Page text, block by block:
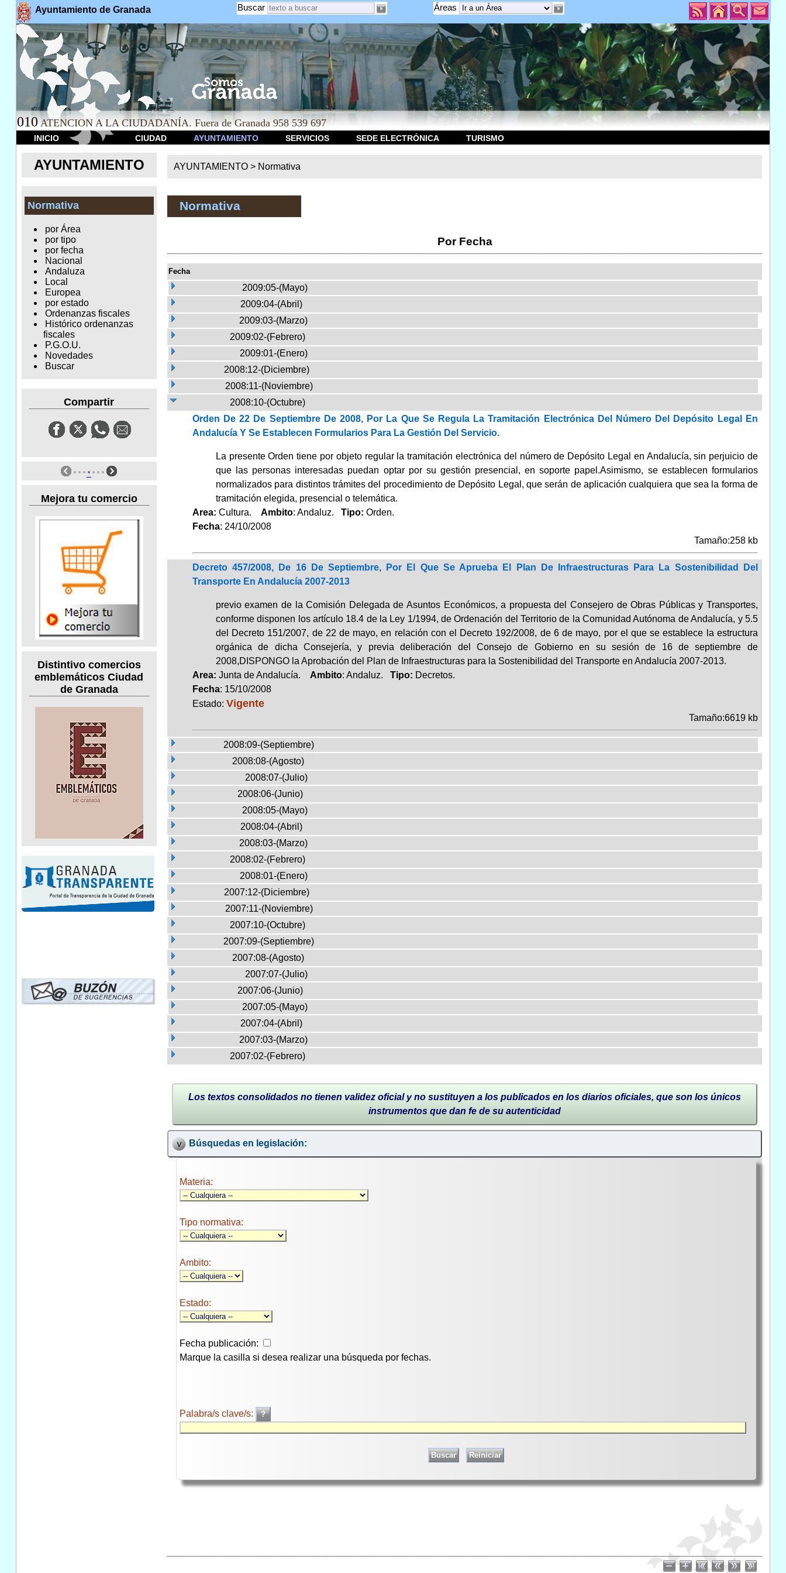
Ayuntamiento de Granada Áreas
Buscar
010 ATENCION A LA CIUDADANÍA. Fuera de Granada 958 539 697
INICIO CIUDAD AYUNTAMIENTO SERVICIOS SEDE ELECTRÓNICA TURISMO
AYUNTAMIENTO
Normativa
por Área
por tipo
por fecha
Nacional
Andaluza
Local
Europea
por estado
Ordenanzas fiscales
Histórico ordenanzas
fiscales
P.G.O.U.
Novedades
Buscar
Compartir
Mejora tu comercio
Distintivo comercios
emblemáticos Ciudad
de Granada
AYUNTAMIENTO > Normativa
Normativa
Por Fecha
Fecha
2009:05-(Mayo)
2009:04-(Abril)
2009:03-(Marzo)
2009:02-(Febrero)
2009:01-(Enero)
2008:12-(Diciembre)
2008:11-(Noviembre)
2008:10-(Octubre)
Orden De 22 De Septiembre De 2008, Por La Que Se Regula La Tramitación Electrónica Del Número Del Depósito Legal En
Andalucía Y Se Establecen Formularios Para La Gestión Del Servicio.
La presente Orden tiene por objeto regular la tramitación electrónica del número de Depósito Legal en Andalucía, sin perjuicio de
que las personas interesadas puedan optar por su gestión presencial, en soporte papel.Asimismo, se establecen formularios
normalizados para distintos trámites del procedimiento de Depósito Legal, que serán de aplicación cualquiera que sea la forma de
tramitación elegida, presencial o telemática.
Area: Cultura. Ambito: Andaluz. Tipo: Orden.
Fecha: 24/10/2008
Tamaño:258 kb
Decreto 457/2008, De 16 De Septiembre, Por El Que Se Aprueba El Plan De Infraestructuras Para La Sostenibilidad Del
Transporte En Andalucía 2007-2013
previo examen de la Comisión Delegada de Asuntos Económicos, a propuesta del Consejero de Obras Públicas y Transportes,
conforme disponen los artículo 18.4 de la Ley 1/1994, de Ordenación del Territorio de la Comunidad Autónoma de Andalucía, y 5.5
del Decreto 151/2007, de 22 de mayo, en relación con el Decreto 192/2008, de 6 de mayo, por el que se establece la estructura
orgánica de dicha Consejería, y previa deliberación del Consejo de Gobierno en su sesión de 16 de septiembre de
2008,DISPONGO la Aprobación del Plan de Infraestructuras para la Sostenibilidad del Transporte en Andalucía 2007-2013.
Area: Junta de Andalucía. Ambito: Andaluz. Tipo: Decretos.
Fecha: 15/10/2008
Estado: Vigente
Tamaño:6619 kb
2008:09-(Septiembre)
2008:08-(Agosto)
2008:07-(Julio)
2008:06-(Junio)
2008:05-(Mayo)
2008:04-(Abril)
2008:03-(Marzo)
2008:02-(Febrero)
2008:01-(Enero)
2007:12-(Diciembre)
2007:11-(Noviembre)
2007:10-(Octubre)
2007:09-(Septiembre)
2007:08-(Agosto)
2007:07-(Julio)
2007:06-(Junio)
2007:05-(Mayo)
2007:04-(Abril)
2007:03-(Marzo)
2007:02-(Febrero)
Los textos consolidados no tienen validez oficial y no sustituyen a los publicados en los diarios oficiales, que son los únicos
instrumentos que dan fe de su autenticidad
Búsquedas en legislación:
Materia:
Tipo normativa:
Ambito:
Estado:
Fecha publicación:
Marque la casilla si desea realizar una búsqueda por fechas.
Palabra/s clave/s: